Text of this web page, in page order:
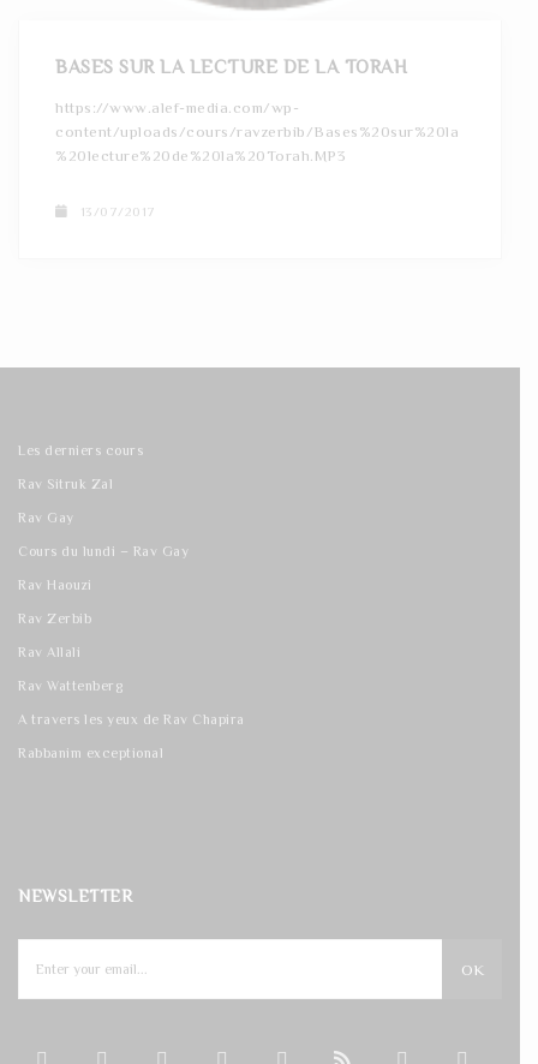
BASES SUR LA LECTURE DE LA TORAH
https://www.alef-media.com/wp-
content/uploads/cours/ravzerbib/Bases%20sur%20la
%20lecture%20de%20la%20Torah.MP3
13/07/2017
Les derniers cours
Rav Sitruk Zal
Rav Gay
Cours du lundi – Rav Gay
Rav Haouzi
Rav Zerbib
Rav Allali
Rav Wattenberg
A travers les yeux de Rav Chapira
Rabbanim exceptional
NEWSLETTER
OK